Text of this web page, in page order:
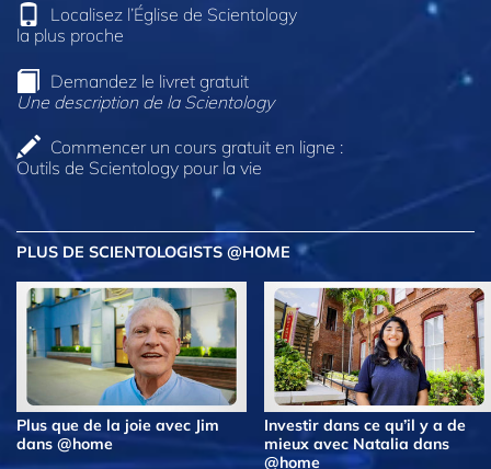
Localisez l’Église de Scientology
la plus proche
Demandez le livret gratuit
Une description de la Scientology
Commencer un cours gratuit en ligne :
Outils de Scientology pour la vie
PLUS DE SCIENTOLOGISTS @HOME
Plus que de la joie avec Jim
dans @home
Investir dans ce qu’il y a de
mieux avec Natalia dans
@home